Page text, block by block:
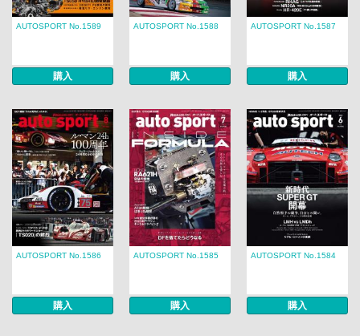
AUTOSPORT No.1589
購入
AUTOSPORT No.1588
購入
AUTOSPORT No.1587
購入
AUTOSPORT No.1586
購入
AUTOSPORT No.1585
購入
AUTOSPORT No.1584
購入